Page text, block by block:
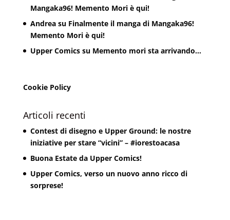
Mangaka96! Memento Mori è qui!
Andreasu Finalmente il manga di Mangaka96!
Memento Mori è qui!
Upper Comicssu Memento mori sta arrivando…
Cookie Policy
Articoli recenti
Contest di disegno e Upper Ground: le nostre
iniziative per stare “vicini” – #iorestoacasa
Buona Estate da Upper Comics!
Upper Comics, verso un nuovo anno ricco di
sorprese!